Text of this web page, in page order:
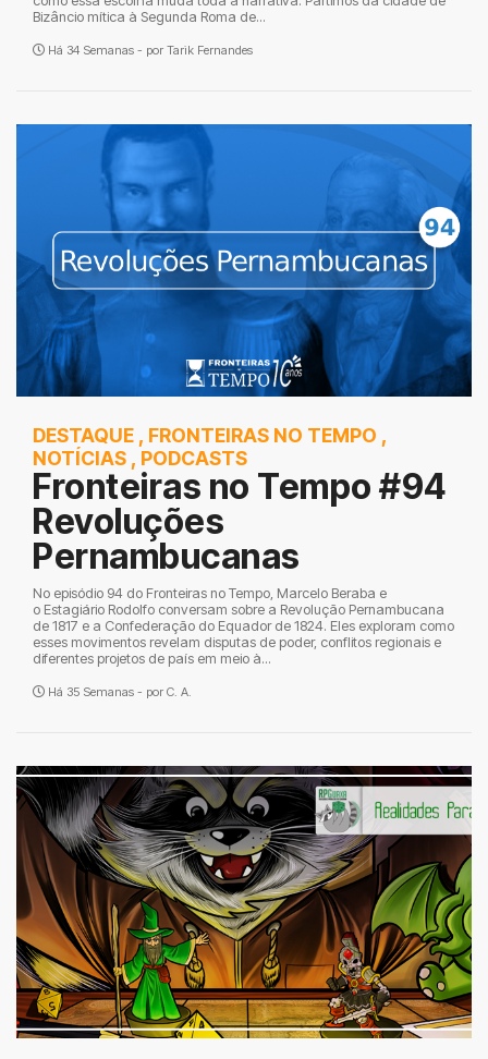
Bizâncio mítica à Segunda Roma de...
Há 34 Semanas - por Tarik Fernandes
DESTAQUE , FRONTEIRAS NO TEMPO ,
NOTÍCIAS , PODCASTS
Fronteiras no Tempo #94
Revoluções
Pernambucanas
No episódio 94 do Fronteiras no Tempo, Marcelo Beraba e
o Estagiário Rodolfo conversam sobre a Revolução Pernambucana
de 1817 e a Confederação do Equador de 1824. Eles exploram como
esses movimentos revelam disputas de poder, conflitos regionais e
diferentes projetos de país em meio à...
Há 35 Semanas - por C. A.